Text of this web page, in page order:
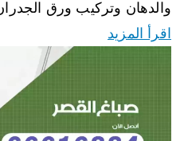
والدهان وتركيب ورق
اقرأ المزيد